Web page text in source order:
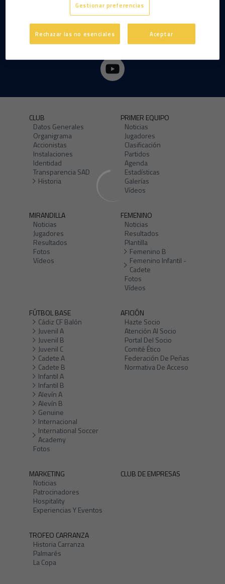
CLUB
Datos Generales
Organigrama
Accionistas
Instalaciones
Identidad
Transparencia SAD
Historia
PRIMER EQUIPO
Noticias
Jugadores
Clasificación
Partidos
Agenda
Estadísticas
Galerías
Vídeos
MIRANDILLA
Noticias
Jugadores
Resultados
Fotos
Vídeos
FEMENINO
Noticias
Resultados
Plantilla
Femenino B
Femenino Infantil -
Cadete
Fotos
Vídeos
FÚTBOL BASE
Cádiz CF Balón
Juvenil A
Juvenil B
Juvenil C
Cadete A
Cadete B
Infantil A
Infantil B
Alevín A
Alevín B
Genuine
Internacional
International Soccer
Academy
Fotos
AFICIÓN
Hazte Socio
Atención Al Socio
Portal Del Socio
Comité Ético
Federación De Peñas
Normativa De Acceso
MARKETING
Noticias
Patrocinadores
Hospitality
Experiencias Y Eventos
CLUB DE EMPRESAS
TROFEO CARRANZA
Historia Carranza
Palmarés
La Copa
Gestionar preferencias
Rechazar las no esenciales Aceptar